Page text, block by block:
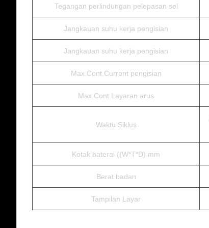
Tegangan perlindungan pelepasan sel
Jangkauan suhu kerja pengisian
Jangkauan suhu kerja pengisian
Max.Cont.Current pengisian
Max.Cont.Layaran arus
Waktu Siklus
Kotak baterai ((W*T*D) mm
Berat badan
Tampilan Layar